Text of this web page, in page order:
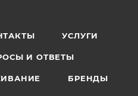
УСЛУГИ
И ОТВЕТЫ
БРЕНДЫ